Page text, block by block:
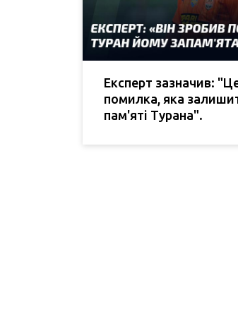
Експерт зазначив:
помилка, яка
пам'яті Турана".